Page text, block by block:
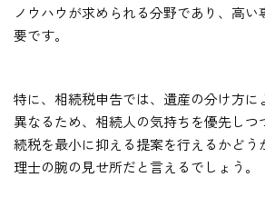
ノウハウが求められる分野であり、高い
要です。
特に、相続税申告では、遺産の分け方に
異なるため、相続人の気持ちを優先しつ
続税を最小に抑える提案を行えるかどう
理士の腕の見せ所だと言えるでしょう。